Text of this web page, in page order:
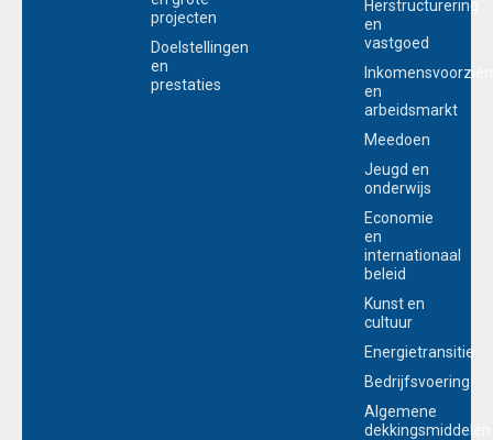
projecten
Doelstellingen
en
prestaties
Herstructurering
en
vastgoed
en
arbeidsmarkt
Meedoen
Jeugd en
onderwijs
Economie
en
internationaal
beleid
Kunst en
cultuur
Energietransitie
Bedrijfsvoering
Algemene
dekkingsmiddelen